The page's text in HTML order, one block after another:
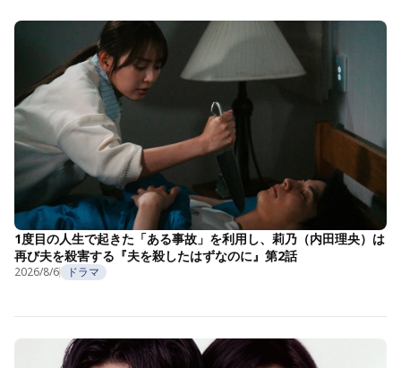
1度目の人生で起きた「ある事故」を利用し、莉乃（内田理央）は
再び夫を殺害する『夫を殺したはずなのに』第2話
2026/8/6 ドラマ